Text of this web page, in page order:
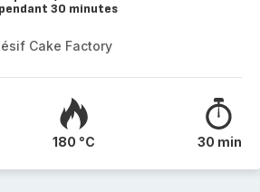
30 minutes
Cake Factory
180 °C 30 min